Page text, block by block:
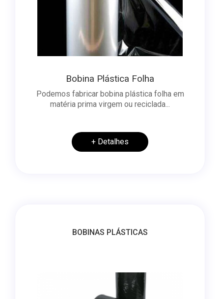
Bobina Plástica Folha
Podemos fabricar bobina plástica folha em
matéria prima virgem ou reciclada...
+ Detalhes
BOBINAS PLÁSTICAS